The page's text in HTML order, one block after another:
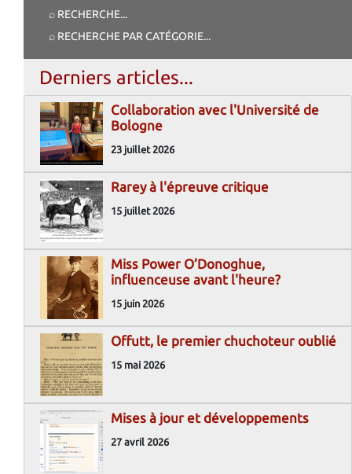
⌕ RECHERCHE...
⌕ RECHERCHE PAR CATÉGORIE...
Derniers articles...
Collaboration avec l'Université de
Bologne
23 juillet 2026
Rarey à l'épreuve critique
15 juillet 2026
Miss Power O’Donoghue,
influenceuse avant l'heure?
15 juin 2026
Offutt, le premier chuchoteur oublié
15 mai 2026
Mises à jour et développements
27 avril 2026